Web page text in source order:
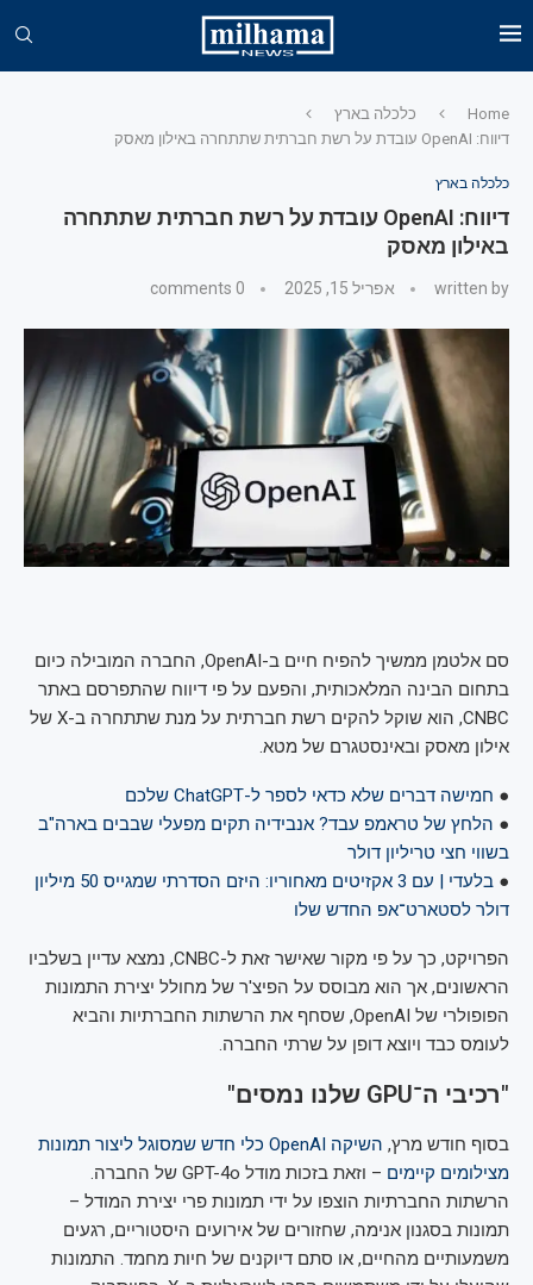
Home
כלכלה בארץ
דיווח: OpenAI עובדת על רשת חברתית שתתחרה באילון מאסק
כלכלה בארץ
דיווח: OpenAI עובדת על רשת חברתית שתתחרה
באילון מאסק
written by אפריל 15, 2025 0 comments
סם אלטמן ממשיך להפיח חיים ב-OpenAI, החברה המובילה כיום
בתחום הבינה המלאכותית, והפעם על פי דיווח שהתפרסם באתר
CNBC, הוא שוקל להקים רשת חברתית על מנת שתתחרה ב-X של
אילון מאסק ובאינסטגרם של מטא.
● חמישה דברים שלא כדאי לספר ל-ChatGPT שלכם
● הלחץ של טראמפ עבד? אנבידיה תקים מפעלי שבבים בארה"ב
בשווי חצי טריליון דולר
●
בלעדי | עם 3 אקזיטים מאחוריו: היזם הסדרתי שמגייס 50 מיליון
דולר לסטארט־אפ החדש שלו
הפרויקט, כך על פי מקור שאישר זאת ל-CNBC, נמצא עדיין בשלביו
הראשונים, אך הוא מבוסס על הפיצ'ר של מחולל יצירת התמונות
הפופולרי של OpenAI, שסחף את הרשתות החברתיות והביא
לעומס כבד ויוצא דופן על שרתי החברה.
"רכיבי ה־GPU שלנו נמסים"
בסוף חודש מרץ,
השיקה OpenAI כלי חדש שמסוגל ליצור תמונות
מצילומים קיימים
– וזאת בזכות מודל GPT-4o של החברה.
הרשתות החברתיות הוצפו על ידי תמונות פרי יצירת המודל –
תמונות בסגנון אנימה, שחזורים של אירועים היסטוריים, רגעים
משמעותיים מהחיים, או סתם דיוקנים של חיות מחמד. התמונות